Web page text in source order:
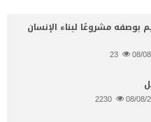
بوصفه مشروعًا لبناء الإنسان
08/
08/08/